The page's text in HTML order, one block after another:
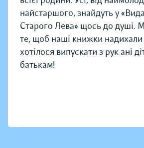
найстаршого, знайдуть у
Старого Лева» щось до душі.
те, щоб наші книжки надихали
хотілося випускати з рук ані
батькам!